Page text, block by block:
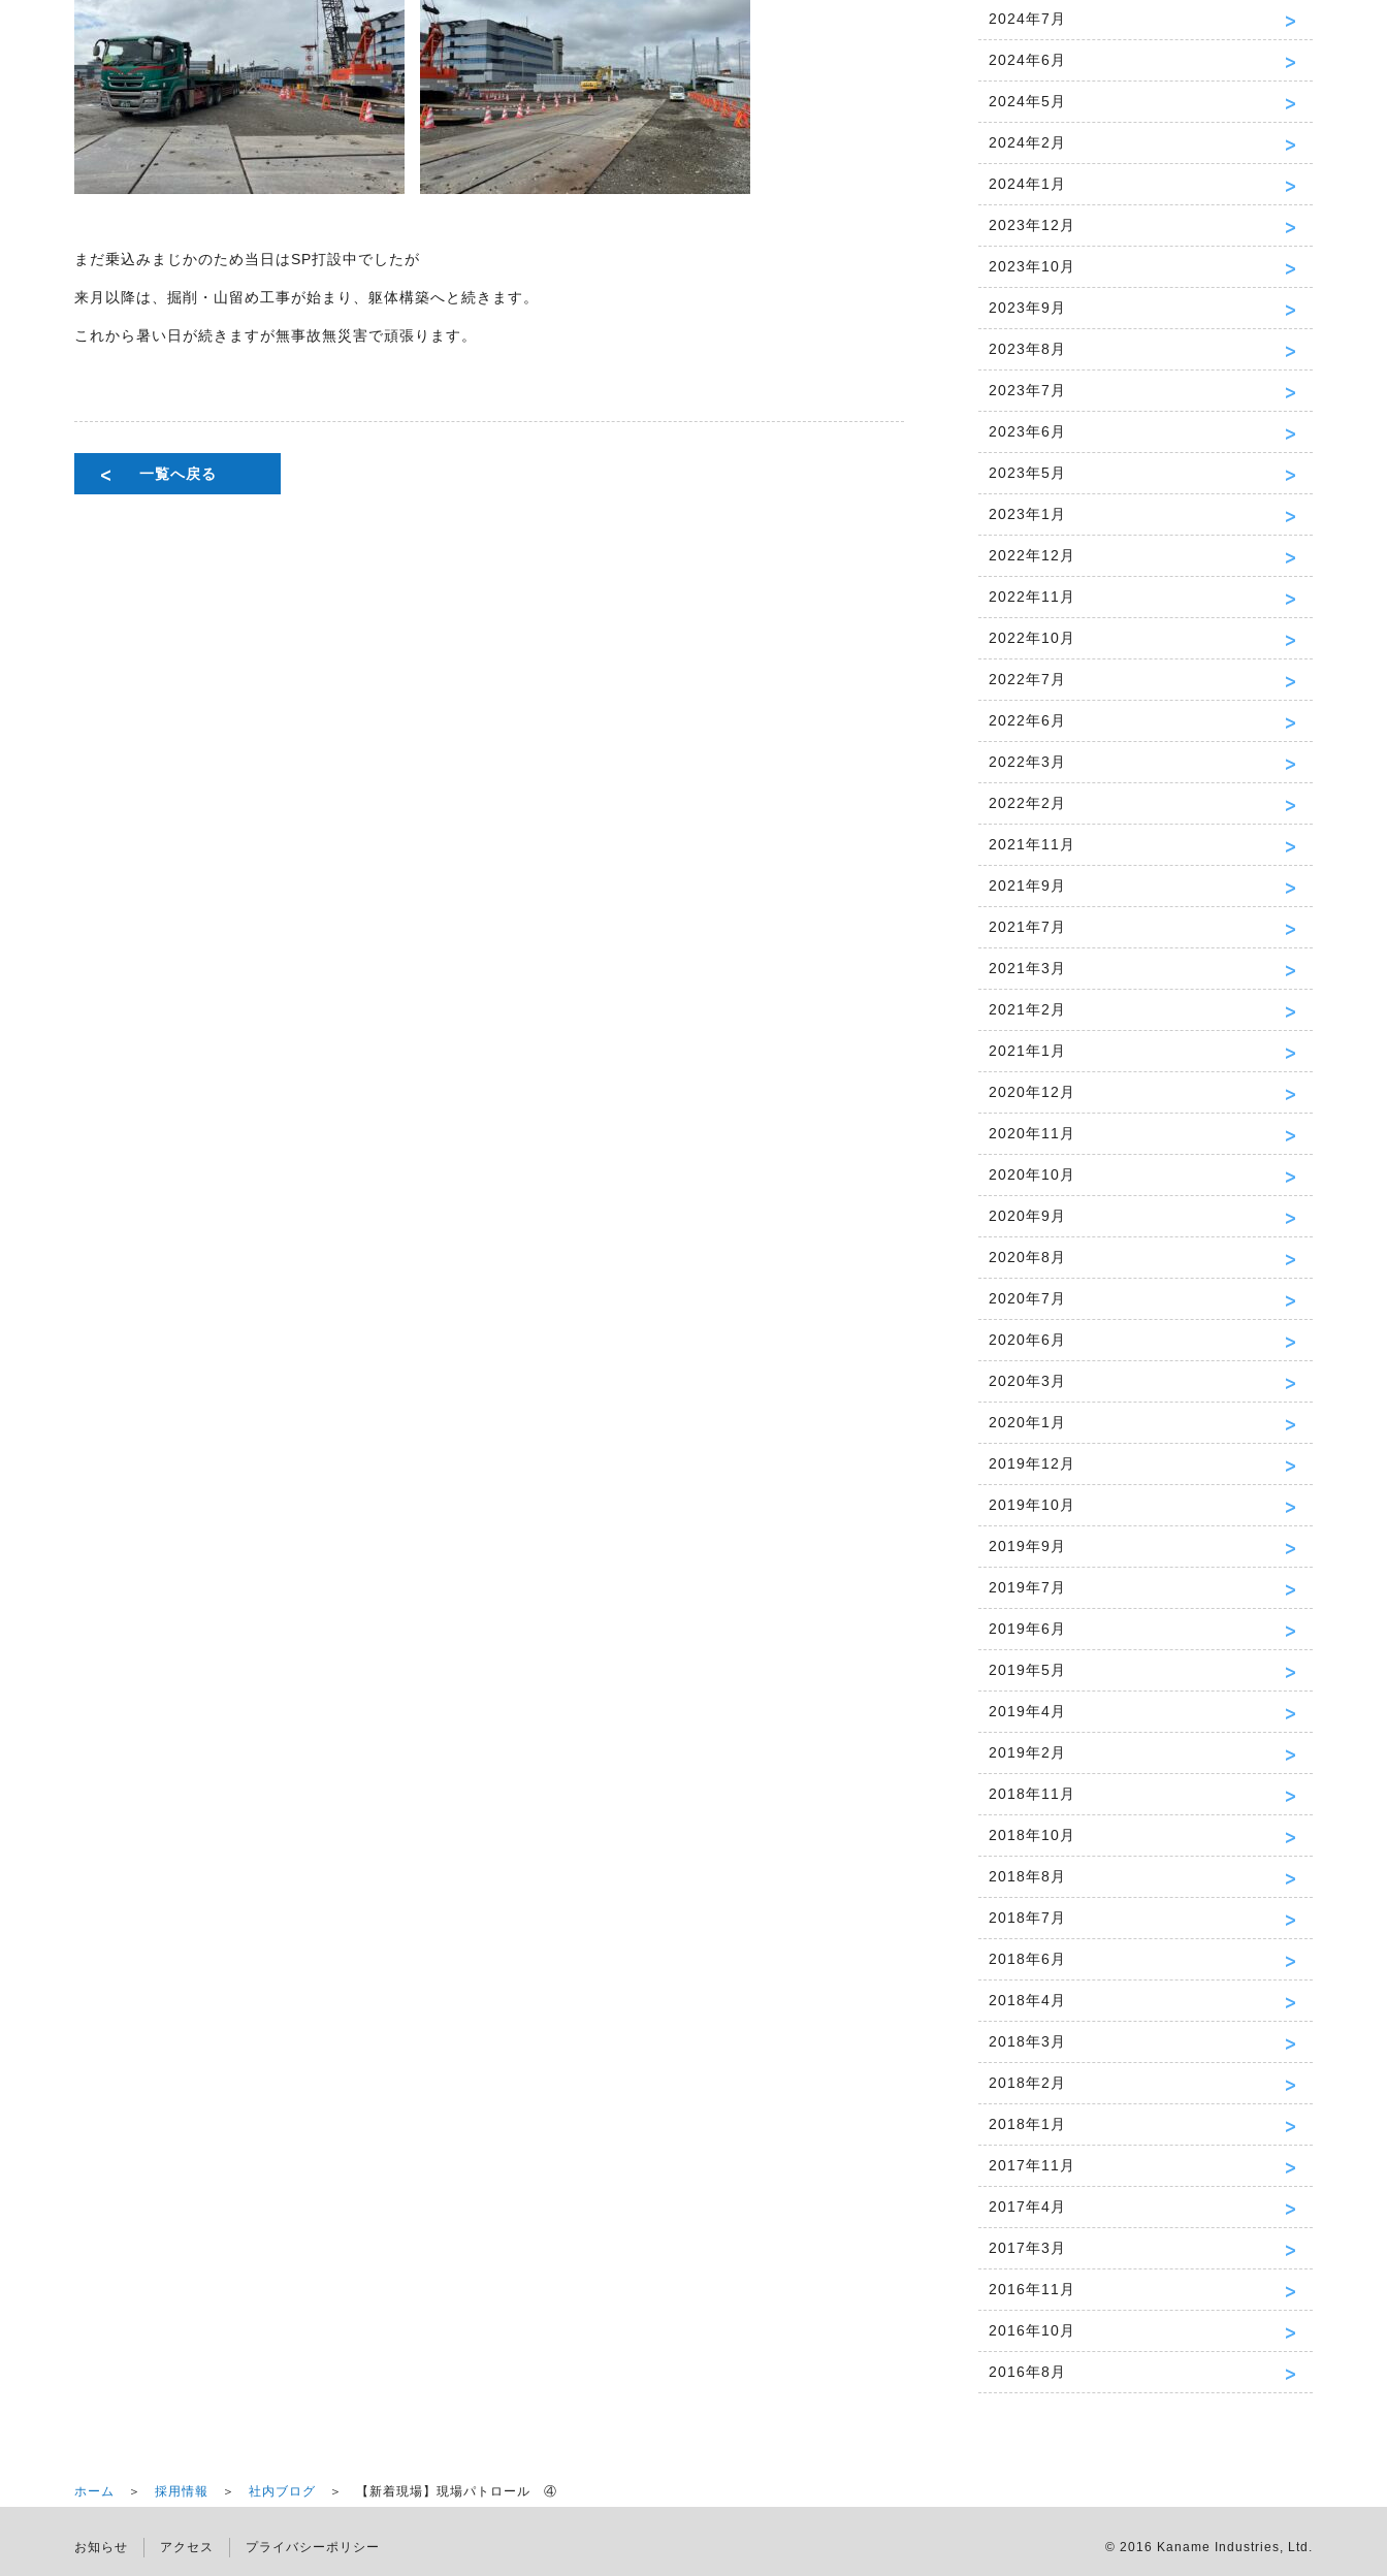
まだ乗込みまじかのため当日はSP打設中でしたが
来月以降は、掘削・山留め工事が始まり、躯体構築へと続きます。
これから暑い日が続きますが無事故無災害で頑張ります。
一覧へ戻る
2024年7月
2024年6月
2024年5月
2024年2月
2024年1月
2023年12月
2023年10月
2023年9月
2023年8月
2023年7月
2023年6月
2023年5月
2023年1月
2022年12月
2022年11月
2022年10月
2022年7月
2022年6月
2022年3月
2022年2月
2021年11月
2021年9月
2021年7月
2021年3月
2021年2月
2021年1月
2020年12月
2020年11月
2020年10月
2020年9月
2020年8月
2020年7月
2020年6月
2020年3月
2020年1月
2019年12月
2019年10月
2019年9月
2019年7月
2019年6月
2019年5月
2019年4月
2019年2月
2018年11月
2018年10月
2018年8月
2018年7月
2018年6月
2018年4月
2018年3月
2018年2月
2018年1月
2017年11月
2017年4月
2017年3月
2016年11月
2016年10月
2016年8月
ホーム ＞ 採用情報 ＞ 社内ブログ ＞ 【新着現場】現場パトロール ④
お知らせ アクセス プライバシーポリシー © 2016 Kaname Industries, Ltd.